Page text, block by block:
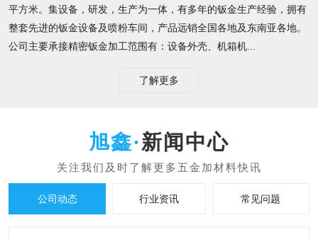
平方米。集设备，研发，生产为一体，有多年的钣金生产经验，拥有
整套先进的钣金设备及喷粉车间，产品远销全国各地及东南亚各地。
公司主要承接精密钣金加工范围有：设备外壳、机箱机...
了解更多
新闻中心
公司动态 行业资讯 常见问题